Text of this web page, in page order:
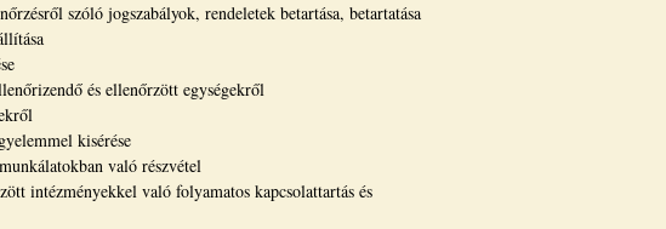
szóló jogszabályok, rendeletek betartása, betartatása
és ellenőrzött egységekről
kisérése
való részvétel
intézményekkel való folyamatos kapcsolattartás és